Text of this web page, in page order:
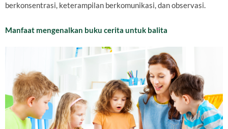
berkonsentrasi, keterampilan berkomunikasi, dan observasi.
Manfaat mengenalkan buku cerita untuk balita